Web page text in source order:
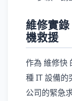
維修實
機救援
作為 維修快
種 IT 設備的
公司的緊急